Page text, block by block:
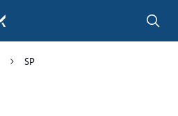
SP